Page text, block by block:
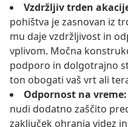
Vzdržljiv trden
pohištva je zasnovan iz
mu daje vzdržljivost in
vplivom. Močna
podporo in dolgotrajno
ton obogati vaš vrt ali
Odpornost na vreme:
nudi dodatno zaščito
zaključek ohranja videz